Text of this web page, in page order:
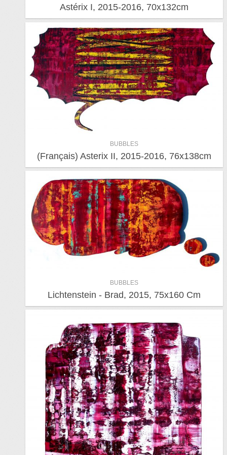
Astérix I, 2015-2016, 70x132cm
BUBBLES
(Français) Asterix II, 2015-2016, 76x138cm
BUBBLES
Lichtenstein - Brad, 2015, 75x160 Cm